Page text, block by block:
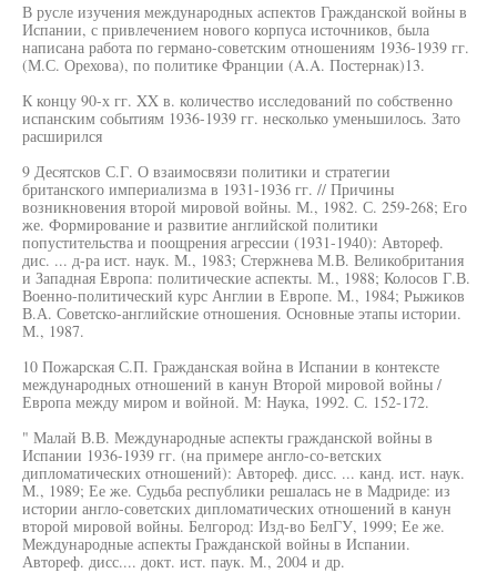
В русле изучения международных аспектов Гражданской войны в
Испании, с привлечением нового корпуса источников, была
написана работа по германо-советским отношениям 1936-1939 гг.
(М.С. Орехова), по политике Франции (A.A. Постернак)13.
К концу 90-х гг. XX в. количество исследований по собственно
испанским событиям 1936-1939 гг. несколько уменьшилось. Зато
расширился
9 Десятсков С.Г. О взаимосвязи политики и стратегии
британского империализма в 1931-1936 гг. // Причины
возникновения второй мировой войны. М., 1982. С. 259-268; Его
же. Формирование и развитие английской политики
попустительства и поощрения агрессии (1931-1940): Автореф.
дис. ... д-ра ист. наук. М., 1983; Стержнева М.В. Великобритания
и Западная Европа: политические аспекты. М., 1988; Колосов Г.В.
Военно-политический курс Англии в Европе. M., 1984; Рыжиков
В.А. Советско-английские отношения. Основные этапы истории.
М., 1987.
10 Пожарская С.П. Гражданская война в Испании в контексте
международных отношений в канун Второй мировой войны /
Европа между миром и войной. М: Наука, 1992. С. 152-172.
" Малай В.В. Международные аспекты гражданской войны в
Испании 1936-1939 гг. (на примере англо-со-ветских
дипломатических отношений): Автореф. дисс. ... канд. ист. наук.
М., 1989; Ее же. Судьба республики решалась не в Мадриде: из
истории англо-советских дипломатических отношений в канун
второй мировой войны. Белгород: Изд-во БелГУ, 1999; Ее же.
Международные аспекты Гражданской войны в Испании.
Автореф. дисс.... докт. ист. паук. М., 2004 и др.